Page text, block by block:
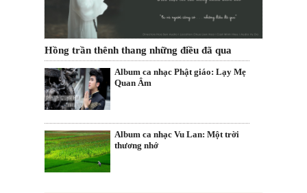
Hồng trần thênh thang những điều đã qua
Album ca nhạc Phật giáo: Lạy Mẹ
Quan Âm
Album ca nhạc Vu Lan: Một trời
thương nhớ